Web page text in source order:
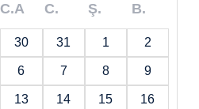
C.A C. Ş. B.
30 31 1 2
6 7 8 9
13 14 15 16